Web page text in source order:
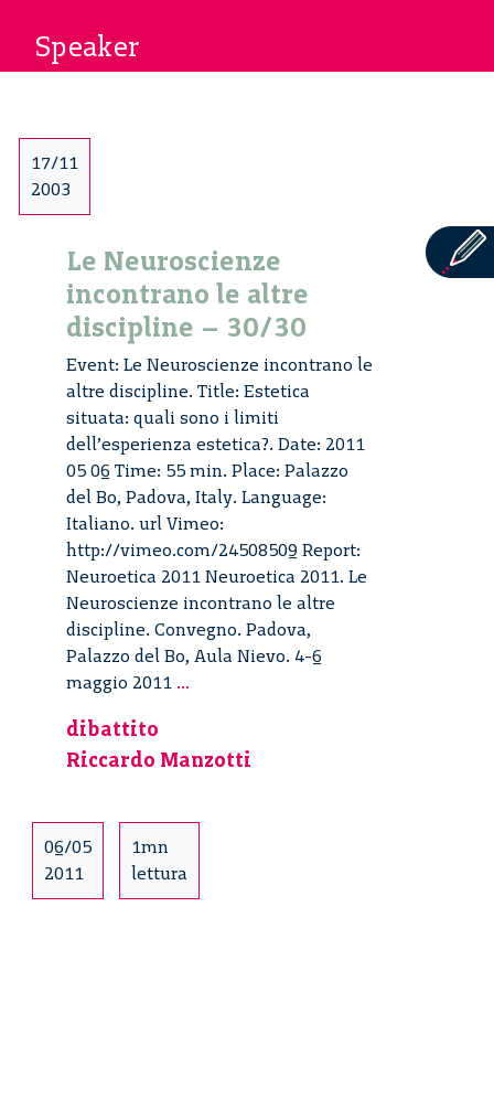
Speaker
17/11
2003
Le Neuroscienze
incontrano le altre
discipline – 30/30
Event: Le Neuroscienze incontrano le
altre discipline. Title: Estetica
situata: quali sono i limiti
dell’esperienza estetica?. Date: 2011
05 06 Time: 55 min. Place: Palazzo
del Bo, Padova, Italy. Language:
Italiano. url Vimeo:
http://vimeo.com/24508509 Report:
Neuroetica 2011 Neuroetica 2011. Le
Neuroscienze incontrano le altre
discipline. Convegno. Padova,
Palazzo del Bo, Aula Nievo. 4-6
maggio 2011 ...
le
dibattito
Riccardo Manzotti
06/05
2011
1mn
lettura